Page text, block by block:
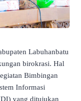
Labuhanbatu
birokrasi. Hal
Bimbingan
Informasi
yang ditujukan